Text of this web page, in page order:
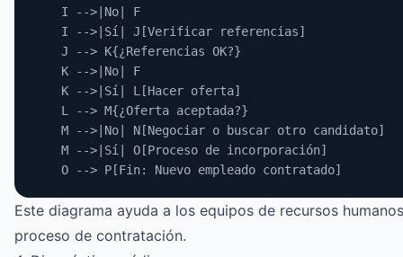
    I -->|No| F
    I -->|Sí| J[Verificar referencias]
    J --> K{¿Referencias OK?}
    K -->|No| F
    K -->|Sí| L[Hacer oferta]
    L --> M{¿Oferta aceptada?}
    M -->|No| N[Negociar o buscar otro candidato]
    M -->|Sí| O[Proceso de incorporación]
    O --> P[Fin: Nuevo empleado contratado]
Este diagrama ayuda a los equipos de recursos
proceso de contratación.